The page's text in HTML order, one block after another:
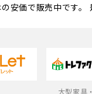
安価で販売中です。
大型家具